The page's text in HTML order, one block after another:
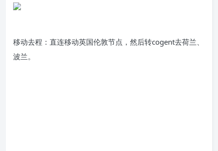
移动去程：直连移动英国伦敦节点，然后转cogent去荷兰、
波兰。